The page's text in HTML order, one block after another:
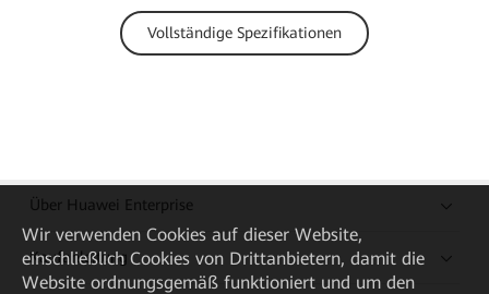
Vollständige Spezifikationen
Über Huawei Enterprise
Kaufanleitung
Wir verwenden Cookies auf dieser Website,
einschließlich Cookies von Drittanbietern, damit die
Website ordnungsgemäß funktioniert und um den